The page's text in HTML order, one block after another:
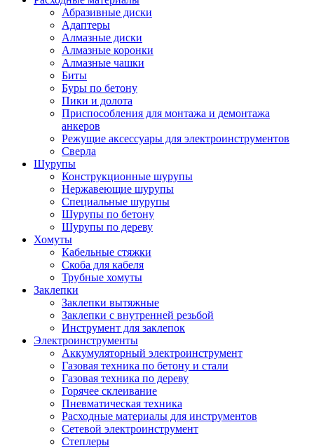
Абразивные диски
Адаптеры
Алмазные диски
Алмазные коронки
Алмазные чашки
Биты
Буры по бетону
Пики и долота
Приспособления для монтажа и демонтажа
анкеров
Режущие аксессуары для электроинструментов
Сверла
Шурупы
Конструкционные шурупы
Нержавеющие шурупы
Специальные шурупы
Шурупы по бетону
Шурупы по дереву
Хомуты
Кабельные стяжки
Скоба для кабеля
Трубные хомуты
Заклепки
Заклепки вытяжные
Заклепки с внутренней резьбой
Инструмент для заклепок
Электроинструменты
Аккумуляторный электроинструмент
Газовая техника по бетону и стали
Газовая техника по дереву
Горячее склеивание
Пневматическая техника
Расходные материалы для инструментов
Сетевой электроинструмент
Степлеры